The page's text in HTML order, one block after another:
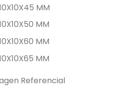
MM
MM
MM
MM
Referencial